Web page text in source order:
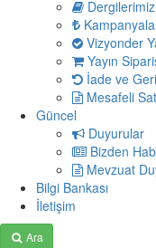
Dergilerimiz
Vizyonder
Yayın
İade ve
Mesafeli
Güncel
Duyurular
Bizden
Mevzuat
Bilgi Bankası
İletişim
Ara